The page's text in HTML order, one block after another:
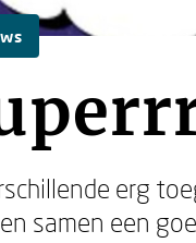
erg
samen een